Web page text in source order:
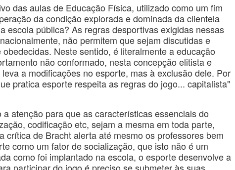
das aulas de Educação Física, utilizado como um fim
da condição explorada e dominada da clientela
escola pública? As regras desportivas exigidas nessas
não permitem que sejam discutidas e
Neste sentido, é literalmente a educação
não conformado, nesta concepção elitista e
a modificações no esporte, mas à exclusão dele. Por
pratica esporte respeita as regras do jogo... capitalista"
atenção para que as características essenciais do
codificação etc, sejam a mesma em toda parte,
crítica de Bracht alerta até mesmo os professores bem
como um fator de socialização, que isto não é um
como foi implantado na escola, o esporte desenvolve a
participar do jogo é preciso se submeter às suas